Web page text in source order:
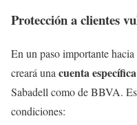
Protección a clientes
En un paso importante hacia
creará una cuenta
Sabadell como de BBVA.
condiciones: